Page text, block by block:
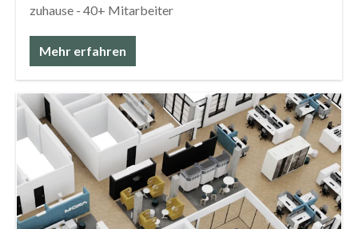
zuhause - 40+ Mitarbeiter
Mehr erfahren